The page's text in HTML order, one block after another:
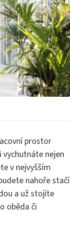
prostor
nejen
v nejvyšším
nahoře stačí
a už stojíte
oběda či